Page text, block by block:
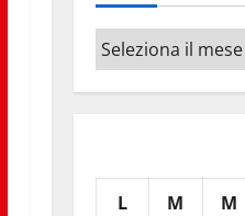
Archivi
L M M